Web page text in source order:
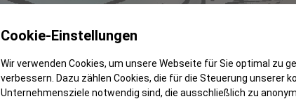
Cookie-Einstellungen
Wir verwenden Cookies, um unsere Webseite für Sie optimal zu
verbessern. Dazu zählen Cookies, die für die Steuerung unserer
Unternehmensziele notwendig sind, die ausschließlich zu